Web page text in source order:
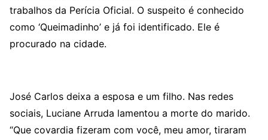
trabalhos da Perícia Oficial. O suspeito é conhecido
como ‘Queimadinho’ e já foi identificado. Ele é
procurado na cidade.
José Carlos deixa a esposa e um filho. Nas redes
sociais, Luciane Arruda lamentou a morte do marido.
“Que covardia fizeram com você, meu amor, tiraram